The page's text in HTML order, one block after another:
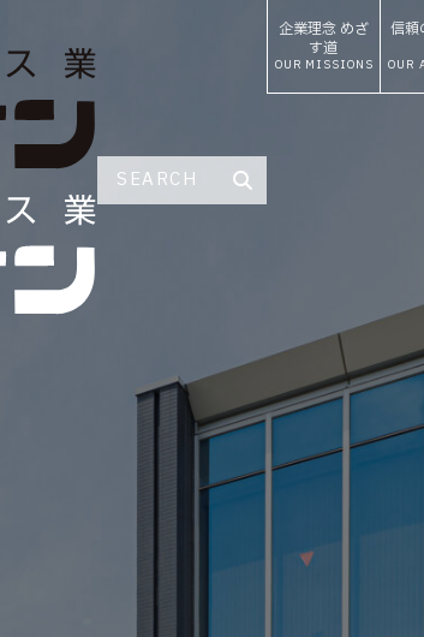
企業理念 めざ
す道
OUR MISSIONS
信頼
OUR